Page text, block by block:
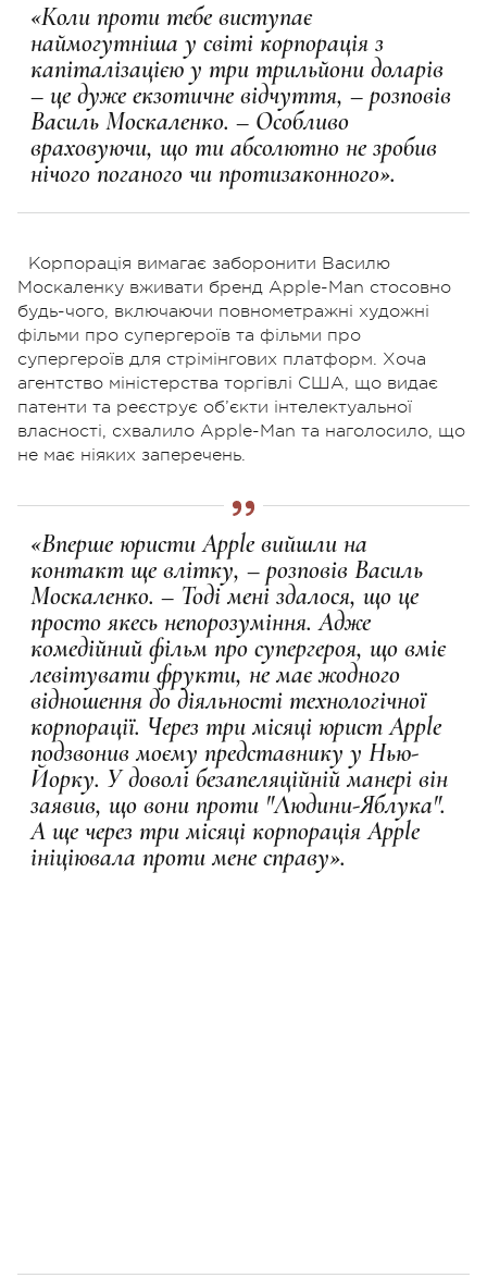
«Коли проти тебе виступає
наймогутніша у світі корпорація з
капіталізацією у три трильйони доларів
– це дуже екзотичне відчуття, – розповів
Василь Москаленко. – Особливо
враховуючи, що ти абсолютно не зробив
нічого поганого чи протизаконного».
Корпорація вимагає заборонити Василю
Москаленку вживати бренд Apple-Man стосовно
будь-чого, включаючи повнометражні художні
фільми про супергероїв та фільми про
супергероїв для стрімінгових платформ. Хоча
агентство міністерства торгівлі США, що видає
патенти та реєструє об’єкти інтелектуальної
власності, схвалило Apple-Man та наголосило, що
не має ніяких заперечень.
«Вперше юристи Apple вийшли на
контакт ще влітку, – розповів Василь
Москаленко. – Тоді мені здалося, що це
просто якесь непорозуміння. Адже
комедійний фільм про супергероя, що вміє
левітувати фрукти, не має жодного
відношення до діяльності технологічної
корпорації. Через три місяці юрист Apple
подзвонив моєму представнику у Нью-
Йорку. У доволі безапеляційній манері він
заявив, що вони проти "Людини-Яблука".
А ще через три місяці корпорація Apple
ініціювала проти мене справу».